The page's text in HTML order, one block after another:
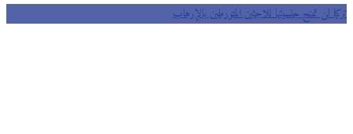
لن تمنح جنسيتها للاجئين المتورطين بالإرهاب